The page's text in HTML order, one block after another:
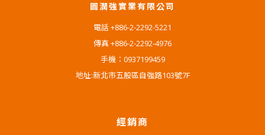
圓潤強實業有限公司
電話 +886-2-2292-5221
傳真 +886-2-2292-4976
手機：0937199459
地址:新北市五股區自強路103號7F
經銷商